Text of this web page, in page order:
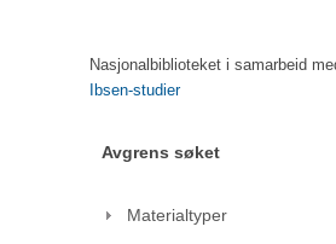
Nasjonalbiblioteket i samarbeid
Ibsen-studier
Avgrens søket
Materialtyper